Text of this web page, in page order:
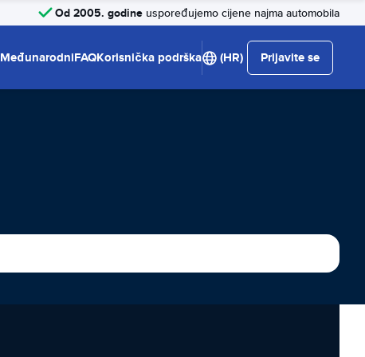
Od 2005. godine uspoređujemo cijene najma automobila
MeđunarodniFAQKorisnička podrška (HR) Prijavite se